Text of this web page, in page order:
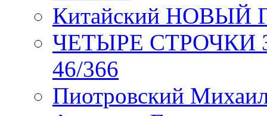
Китайский НОВЫЙ
ЧЕТЫРЕ СТРОЧКИ
46/366
Пиотровский